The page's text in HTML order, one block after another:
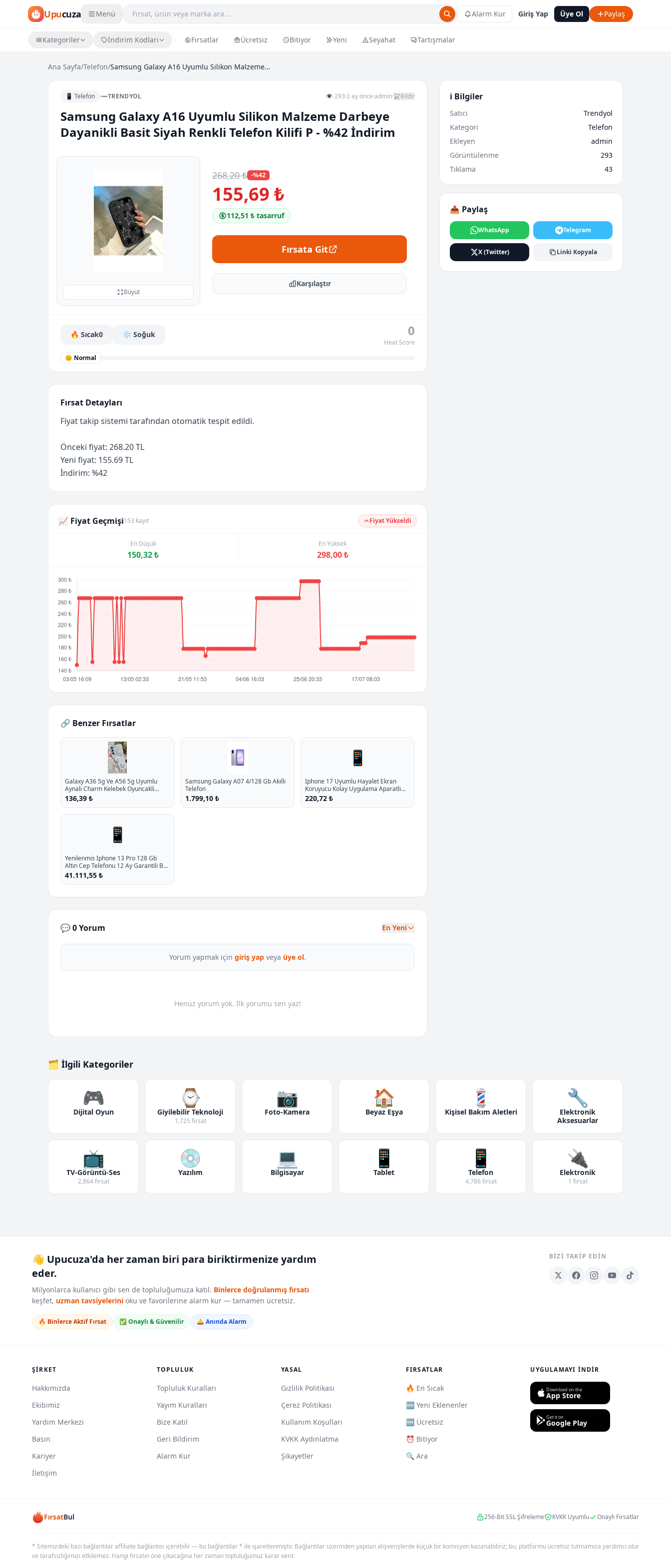
Upucuza Menü Alarm Kur Giriş Yap Üye Ol Paylaş
Kategoriler İndirim Kodları Fırsatlar Ücretsiz Bitiyor Yeni Seyahat Tartışmalar
Ana Sayfa/Telefon/ Samsung Galaxy A16 Uyumlu Silikon Malzeme Darbeye...
📱 Telefon TRENDYOL 👁 293·2 ay önce·admin· Bildir
Samsung Galaxy A16 Uyumlu Silikon Malzeme Darbeye
Dayanikli Basit Siyah Renkli Telefon Kilifi P - %42 İndirim
Büyüt
268,20 ₺ -%42
155,69 ₺
112,51 ₺ tasarruf
Fırsata Git
Karşılaştır
🔥 Sıcak0 ❄️ Soğuk 0
Heat Score
😐 Normal
Fırsat Detayları
Fiyat takip sistemi tarafından otomatik tespit edildi.
Önceki fiyat: 268.20 TL
Yeni fiyat: 155.69 TL
İndirim: %42
📈 Fiyat Geçmişi153 kayıt Fiyat Yükseldi
En Düşük
150,32 ₺
En Yüksek
298,00 ₺
🔗 Benzer Fırsatlar
Galaxy A36 5g Ve A56 5g Uyumlu
Aynali Charm Kelebek Oyuncakli
Esnek Silikon Kilif P - %10.9 İndirim
136,39 ₺
Samsung Galaxy A07 4/128 Gb Akıllı
Telefon
1.799,10 ₺
📱
Iphone 17 Uyumlu Hayalet Ekran
Koruyucu Kolay Uygulama Aparatli
Tam Kaplayan Kirilmaz Cam P - %40.1
İndirim
220,72 ₺
📱
Yenilenmis Iphone 13 Pro 128 Gb
Altin Cep Telefonu 12 Ay Garantili B
Kalite P - %16.9 İndirim
41.111,55 ₺
💬 0 Yorum En Yeni
Yorum yapmak için giriş yap veya üye ol.
Henüz yorum yok. İlk yorumu sen yaz!
ℹ️ Bilgiler
Satıcı
Trendyol
Kategori
Telefon
Ekleyen
admin
Görüntülenme
293
Tıklama
43
📤 Paylaş
WhatsApp Telegram
X (Twitter) Linki Kopyala
🗂️ İlgili Kategoriler
🎮
Dijital Oyun
⌚
Giyilebilir Teknoloji
1,725 fırsat
📷
Foto-Kamera
🏠
Beyaz Eşya
💈
Kişisel Bakım Aletleri
🔧
Elektronik
Aksesuarlar
📺
TV-Görüntü-Ses
2,864 fırsat
💿
Yazılım
💻
Bilgisayar
📱
Tablet
📱
Telefon
4,786 fırsat
🔌
Elektronik
1 fırsat
👋 Upucuza'da her zaman biri para biriktirmenize yardım
eder.
Milyonlarca kullanıcı gibi sen de topluluğumuza katıl. Binlerce doğrulanmış fırsatı
keşfet, uzman tavsiyelerini oku ve favorilerine alarm kur — tamamen ücretsiz.
🔥 Binlerce Aktif Fırsat ✅ Onaylı & Güvenilir 🛎️ Anında Alarm
BIZI TAKIP EDIN
ŞIRKET
Hakkımızda
Ekibimiz
Yardım Merkezi
Basın
Kariyer
İletişim
TOPLULUK
Topluluk Kuralları
Yayım Kuralları
Bize Katıl
Geri Bildirim
Alarm Kur
YASAL
Gizlilik Politikası
Çerez Politikası
Kullanım Koşulları
KVKK Aydınlatma
Şikayetler
FIRSATLAR
🔥 En Sıcak
🆕 Yeni Eklenenler
🆓 Ücretsiz
⏰ Bitiyor
🔍 Ara
UYGULAMAYI İNDIR
Download on the
App Store
Get it on
Google Play
FırsatBul 256-Bit SSL Şifreleme KVKK Uyumlu Onaylı Fırsatlar
* Sitemizdeki bazı bağlantılar affiliate bağlantısı içerebilir — bu bağlantılar * ile işaretlenmiştir. Bağlantılar üzerinden yapılan alışverişlerde küçük bir komisyon kazanabiliriz; bu, platformu ücretsiz tutmamıza yardımcı olur
ve tarafsızlığımızı etkilemez. Hangi fırsatın öne çıkacağına her zaman topluluğumuz karar verir.